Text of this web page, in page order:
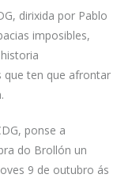
dirixida por Pablo
imposibles,
que ten que afrontar
ponse a
do Brollón un
9 de outubro ás